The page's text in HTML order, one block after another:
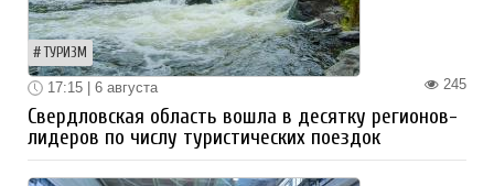
ТУРИЗМ
245
17:15 | 6 августа
Свердловская область вошла в десятку регионов-
лидеров по числу туристических поездок